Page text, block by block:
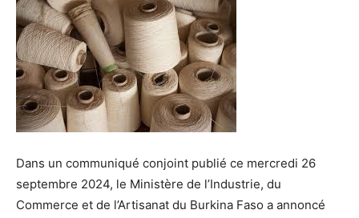
Dans un communiqué conjoint publié ce mercredi 26
septembre 2024, le Ministère de l’Industrie, du
Commerce et de l’Artisanat du Burkina Faso a annoncé